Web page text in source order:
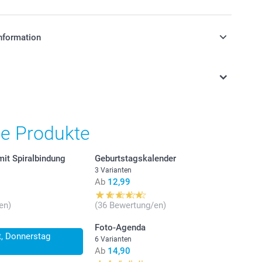
sich in EURO (€) inkl. MwSt. und zzgl.
Sie sich für den Küchen-Kalender, der 14 cm breit und
ist. Hierbei handelt es sich um eine kompakte und
Option.
Produkte
Spiralbindung Geburtstagskalender
3 Varianten
Ab 12,99
(36 Bewertung/en)
Donnerstag
Foto-Agenda
6 Varianten
Ab 14,90